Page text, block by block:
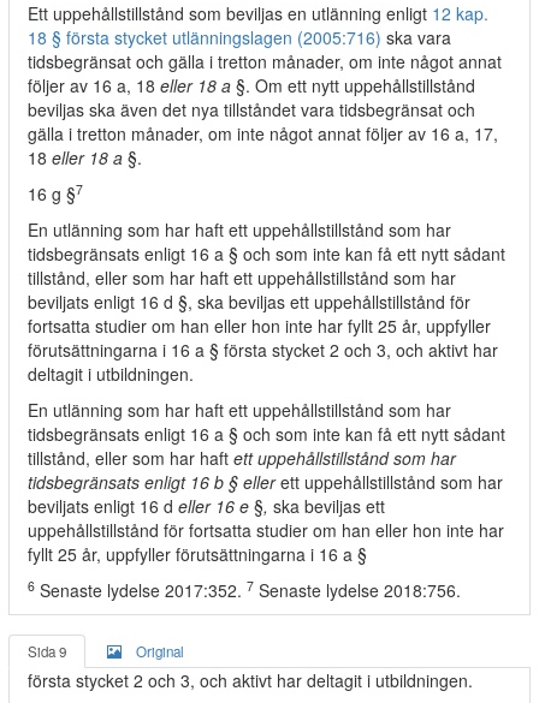
Ett uppehållstillstånd som beviljas en utlänning enligt 12 kap.
18 § första stycket utlänningslagen (2005:716) ska vara
tidsbegränsat och gälla i tretton månader, om inte något annat
följer av 16 a, 18 eller 18 a §. Om ett nytt uppehållstillstånd
beviljas ska även det nya tillståndet vara tidsbegränsat och
gälla i tretton månader, om inte något annat följer av 16 a, 17,
18 eller 18 a §.
16 g §7
En utlänning som har haft ett uppehållstillstånd som har
tidsbegränsats enligt 16 a § och som inte kan få ett nytt sådant
tillstånd, eller som har haft ett uppehållstillstånd som har
beviljats enligt 16 d §, ska beviljas ett uppehållstillstånd för
fortsatta studier om han eller hon inte har fyllt 25 år, uppfyller
förutsättningarna i 16 a § första stycket 2 och 3, och aktivt har
deltagit i utbildningen.
En utlänning som har haft ett uppehållstillstånd som har
tidsbegränsats enligt 16 a § och som inte kan få ett nytt sådant
tillstånd, eller som har haft ett uppehållstillstånd som har
tidsbegränsats enligt 16 b § ellerett uppehållstillstånd som har
beviljats enligt 16 d eller 16 e §, ska beviljas ett
uppehållstillstånd för fortsatta studier om han eller hon inte har
fyllt 25 år, uppfyller förutsättningarna i 16 a §
6 Senaste lydelse 2017:352. 7 Senaste lydelse 2018:756.
Sida 9 Original
första stycket 2 och 3, och aktivt har deltagit i utbildningen.